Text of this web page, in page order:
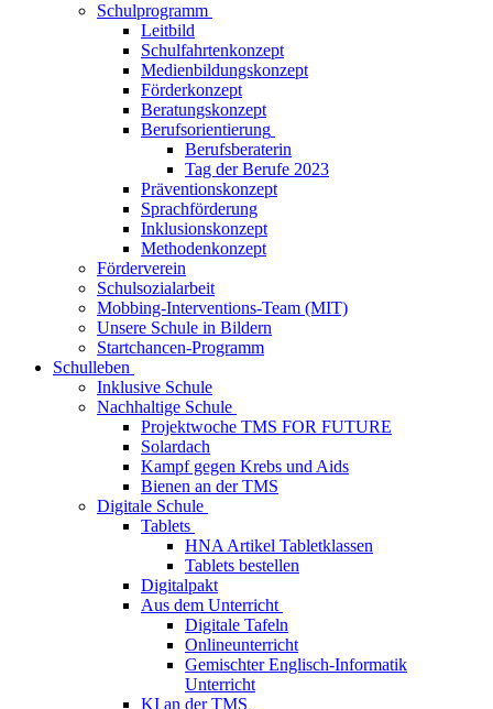
Schulprogramm
Leitbild
Schulfahrtenkonzept
Medienbildungskonzept
Förderkonzept
Beratungskonzept
Berufsorientierung
Berufsberaterin
Tag der Berufe 2023
Präventionskonzept
Sprachförderung
Inklusionskonzept
Methodenkonzept
Förderverein
Schulsozialarbeit
Mobbing-Interventions-Team (MIT)
Unsere Schule in Bildern
Startchancen-Programm
Schulleben
Inklusive Schule
Nachhaltige Schule
Projektwoche TMS FOR FUTURE
Solardach
Kampf gegen Krebs und Aids
Bienen an der TMS
Digitale Schule
Tablets
HNA Artikel Tabletklassen
Tablets bestellen
Digitalpakt
Aus dem Unterricht
Digitale Tafeln
Onlineunterricht
Gemischter Englisch-Informatik
Unterricht
KI an der TMS